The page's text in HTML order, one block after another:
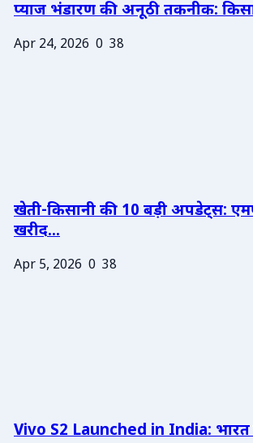
प्याज भंडारण की अनूठी तकनीक:
Apr 24, 2026 0 38
खेती-किसानी की 10 बड़ी अपडेट्स:
खरीद...
Apr 5, 2026 0 38
Vivo S2 Launched in India: